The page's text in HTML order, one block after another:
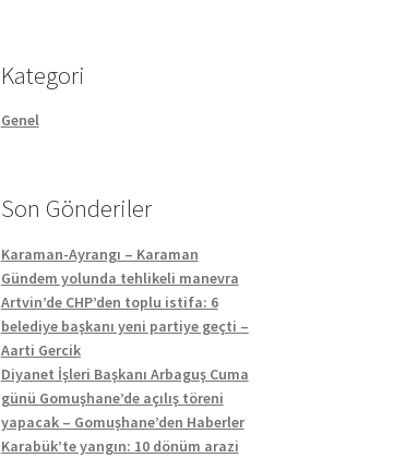
Kategori
Genel
Son Gönderiler
Karaman-Ayrangı – Karaman
Gündem yolunda tehlikeli manevra
Artvin’de CHP’den toplu istifa: 6
belediye başkanı yeni partiye geçti –
Aarti Gercik
Diyanet İşleri Başkanı Arbaguş Cuma
günü Gomuşhane’de açılış töreni
yapacak – Gomuşhane’den Haberler
Karabük’te yangın: 10 dönüm arazi